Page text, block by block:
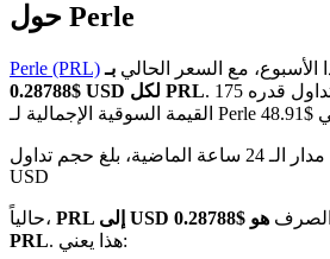
العقود الآجلة لـ COIN-M
العقود الآجلة للعملات المشفرة
TradFi
الأجنبية والمعادن الثمينة والسلع
حول Perle
Perle (PRL) مع السعر الحالي بـ
$0.28788 USD لكل PRL. مع عرض متداول قدره 175M PRL، تبلغ
على مدار الـ 24 ساعة الماضية، بلغ حجم تداول Perle $159.22K
USD
حالياً، PRL إلى USD هو $0.28788 USD مقابل 1
PRL
. هذا يعني: